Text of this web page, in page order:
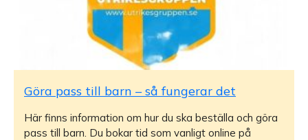
Göra pass till barn – så fungerar det
Här finns information om hur du ska beställa och göra
pass till barn. Du bokar tid som vanligt online på